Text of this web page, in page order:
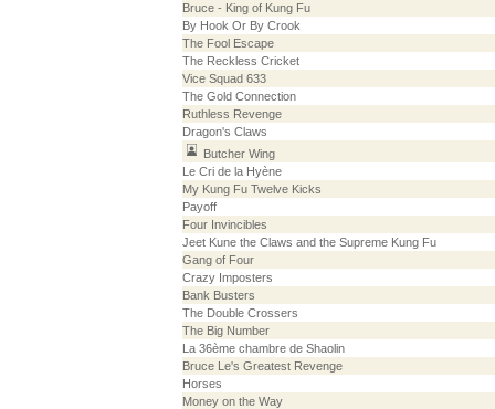
Bruce - King of Kung Fu
By Hook Or By Crook
The Fool Escape
The Reckless Cricket
Vice Squad 633
The Gold Connection
Ruthless Revenge
Dragon's Claws
Butcher Wing
Le Cri de la Hyène
My Kung Fu Twelve Kicks
Payoff
Four Invincibles
Jeet Kune the Claws and the Supreme Kung Fu
Gang of Four
Crazy Imposters
Bank Busters
The Double Crossers
The Big Number
La 36ème chambre de Shaolin
Bruce Le's Greatest Revenge
Horses
Money on the Way